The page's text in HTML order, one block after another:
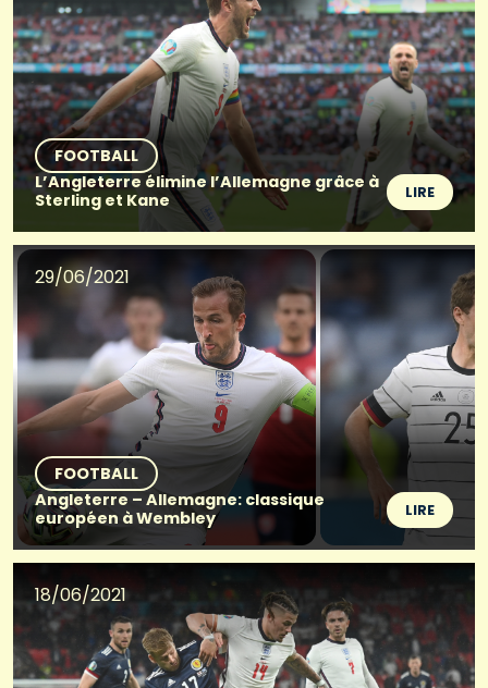
FOOTBALL
L’Angleterre élimine l’Allemagne grâce à
Sterling et Kane
LIRE
29/06/2021
FOOTBALL
Angleterre – Allemagne: classique
européen à Wembley
LIRE
18/06/2021